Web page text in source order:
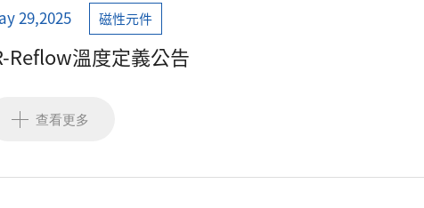
29,2025 磁性元件
Reflow溫度定義公告
查看更多